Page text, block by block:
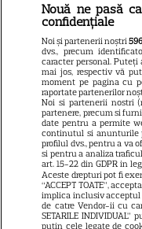
68
Nouă ne pasă
confidențiale
Noi și partenerii noștri596
dvs., precum
caracter personal. Puteți
mai jos, respectiv vă
moment pe pagina cu
raportate partenerilor
Noi si partenerii nostri
partenere, precum si
date pentru a permite
continutul si anunturile
profilul dvs., pentru a va
si pentru a analiza
art. 15-22 din GDPR in
Aceste drepturi pot fi
“ACCEPT TOATE”,
implica inclusiv acceptul
de catre Vendor-ii cu
SETARILE
putin cele legate de